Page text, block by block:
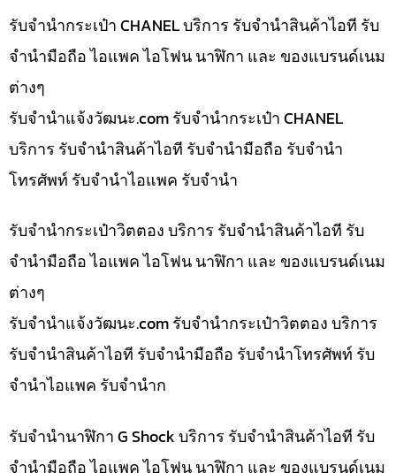
รับจำนำกระเป๋า CHANEL บริการ รับจำนำสินค้าไอที รับ
จำนำมือถือ ไอแพค ไอโฟน นาฬิกา และ ของแบรนด์เนม
ต่างๆ
รับจํานําแจ้งวัฒนะ.com รับจำนำกระเป๋า CHANEL
บริการ รับจำนำสินค้าไอที รับจำนำมือถือ รับจำนำ
โทรศัพท์ รับจำนำไอแพค รับจำนำ
รับจำนำกระเป๋าวิตตอง บริการ รับจำนำสินค้าไอที รับ
จำนำมือถือ ไอแพค ไอโฟน นาฬิกา และ ของแบรนด์เนม
ต่างๆ
รับจํานําแจ้งวัฒนะ.com รับจำนำกระเป๋าวิตตอง บริการ
รับจำนำสินค้าไอที รับจำนำมือถือ รับจำนำโทรศัพท์ รับ
จำนำไอแพค รับจำนำก
รับจำนำนาฬิกา G Shock บริการ รับจำนำสินค้าไอที รับ
จำนำมือถือ ไอแพค ไอโฟน นาฬิกา และ ของแบรนด์เนม